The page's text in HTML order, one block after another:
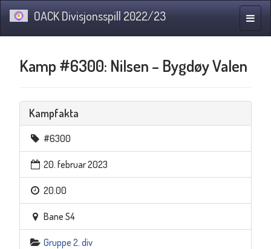
OACK Divisjonsspill 2022/23
Kamp #6300: Nilsen – Bygdøy Valen
Kampfakta
#6300
20. februar 2023
20.00
Bane S4
Gruppe 2. div